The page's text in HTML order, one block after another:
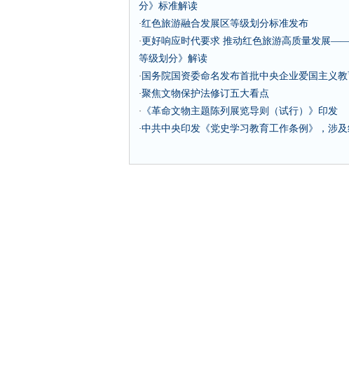
分》标准解读
·红色旅游融合发展区等级划分标准发布
·更好响应时代要求 推动红色旅游高质量发展
等级划分》解读
· 国务院国资委命名发布首批中央企业爱国主义
·聚焦文物保护法修订五大看点
·
《革命文物主题陈列展览导则（试行）》印发
·中共中央印发《党史学习教育工作条例》，涉